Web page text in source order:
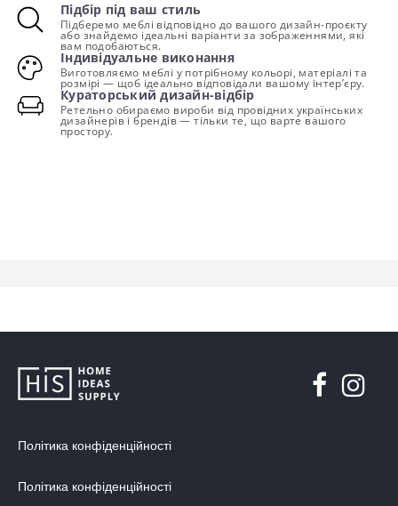
Підбір під ваш стиль
Підберемо меблі відповідно до вашого дизайн-проєкту
або знайдемо ідеальні варіанти за зображеннями, які
вам подобаються.
Індивідуальне виконання
Виготовляємо меблі у потрібному кольорі, матеріалі та
розмірі — щоб ідеально відповідали вашому інтер’єру.
Кураторський дизайн-відбір
Ретельно обираємо вироби від провідних українських
дизайнерів і брендів — тільки те, що варте вашого
простору.
Політика конфіденційності
Політика конфіденційності